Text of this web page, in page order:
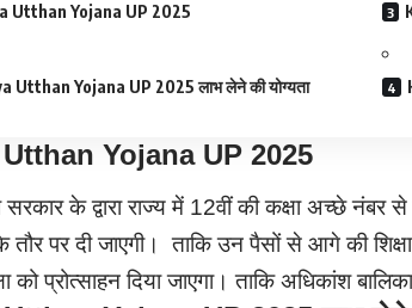
Utthan Yojana UP 2025
Utthan Yojana UP 2025 लाभ लेने की योग्यता
Yojana UP 2025
सरकार के द्वारा राज्य में 12वीं की कक्षा अच्छे
तौर पर दी जाएगी। ताकि उन पैसों से आगे की
को प्रोत्साहन दिया जाएगा। ताकि अधिकांश